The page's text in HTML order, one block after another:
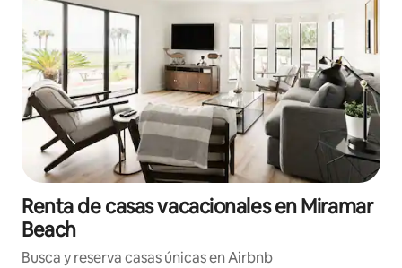
Renta de casas vacacionales en Miramar
Beach
Busca y reserva casas únicas en Airbnb